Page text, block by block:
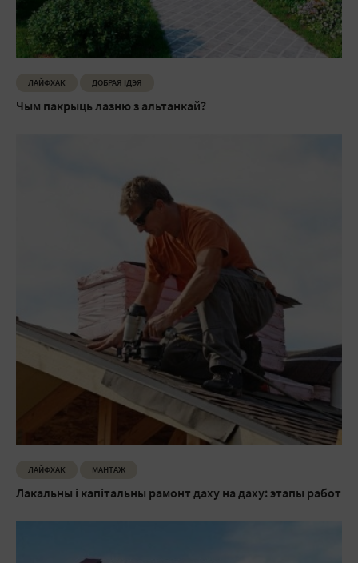
ЛАЙФХАК ДОБРАЯ ІДЭЯ
Чым пакрыць лазню з альтанкай?
ЛАЙФХАК МАНТАЖ
Лакальны і капітальны рамонт даху на даху: этапы работ